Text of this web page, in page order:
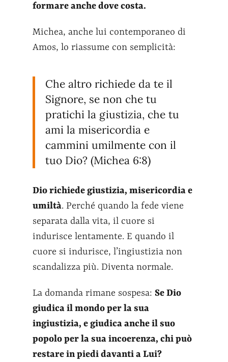
formare anche dove costa.
Michea, anche lui contemporaneo di
Amos, lo riassume con semplicità:
Che altro richiede da te il
Signore, se non che tu
pratichi la giustizia, che tu
ami la misericordia e
cammini umilmente con il
tuo Dio? (Michea 6:8)
Dio richiede giustizia, misericordia e
umiltà. Perché quando la fede viene
separata dalla vita, il cuore si
indurisce lentamente. E quando il
cuore si indurisce, l’ingiustizia non
scandalizza più. Diventa normale.
La domanda rimane sospesa: Se Dio
giudica il mondo per la sua
ingiustizia, e giudica anche il suo
popolo per la sua incoerenza, chi può
restare in piedi davanti a Lui?